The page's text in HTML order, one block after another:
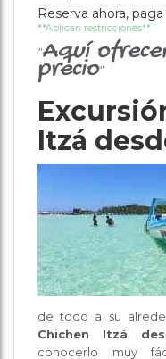
Reserva ahora,
**Aplican restricciones**
"Aquí
precio"
Itzá
de todo a su
Chichen Itzá
conocerlo muy